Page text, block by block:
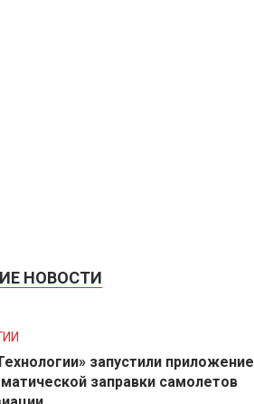
НОВОСТИ
запустили приложение
заправки самолетов